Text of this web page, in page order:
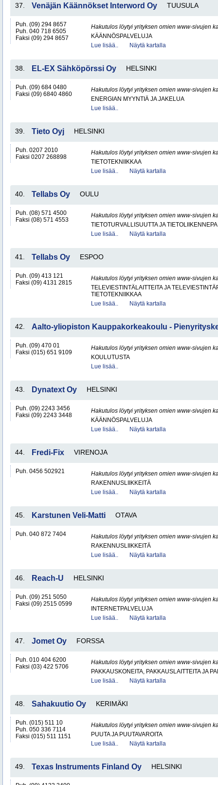
37. Venäjän Käännökset Interword Oy TUUSULA
Puh. (09) 294 8657
Puh. 040 718 6505
Faksi (09) 294 8657
Hakutulos löytyi yrityksen omien www-sivujen
KÄÄNNÖSPALVELUJA
Lue lisää..
Näytä kartalla
38. EL-EX Sähköpörssi Oy HELSINKI
Puh. (09) 684 0480
Faksi (09) 6840 4860
Hakutulos löytyi yrityksen omien www-sivujen
ENERGIAN MYYNTIÄ JA JAKELUA
Lue lisää..
39. Tieto Oyj HELSINKI
Puh. 0207 2010
Faksi 0207 268898
Hakutulos löytyi yrityksen omien www-sivujen
TIETOTEKNIIKKAA
Lue lisää..
Näytä kartalla
40. Tellabs Oy OULU
Puh. (08) 571 4500
Faksi (08) 571 4553
Hakutulos löytyi yrityksen omien www-sivujen
TIETOTURVALLISUUTTA JA
Lue lisää..
Näytä kartalla
41. Tellabs Oy ESPOO
Puh. (09) 413 121
Faksi (09) 4131 2815
Hakutulos löytyi yrityksen omien www-sivujen
TELEVIESTINTÄLAITTEITA JA
TIETOTEKNIIKKAA
Lue lisää..
Näytä kartalla
42. Aalto-yliopiston Kauppakorkeakoulu -
Puh. (09) 470 01
Faksi (015) 651 9109
Hakutulos löytyi yrityksen omien www-sivujen
KOULUTUSTA
Lue lisää..
43. Dynatext Oy HELSINKI
Puh. (09) 2243 3456
Faksi (09) 2243 3448
Hakutulos löytyi yrityksen omien www-sivujen
KÄÄNNÖSPALVELUJA
Lue lisää..
Näytä kartalla
44. Fredi-Fix VIRENOJA
Puh. 0456 502921
Hakutulos löytyi yrityksen omien www-sivujen
RAKENNUSLIIKKEITÄ
Lue lisää..
Näytä kartalla
45. Karstunen Veli-Matti OTAVA
Puh. 040 872 7404
Hakutulos löytyi yrityksen omien www-sivujen
RAKENNUSLIIKKEITÄ
Lue lisää..
Näytä kartalla
46. Reach-U HELSINKI
Puh. (09) 251 5050
Faksi (09) 2515 0599
Hakutulos löytyi yrityksen omien www-sivujen
INTERNETPALVELUJA
Lue lisää..
Näytä kartalla
47. Jomet Oy FORSSA
Puh. 010 404 6200
Faksi (03) 422 5706
Hakutulos löytyi yrityksen omien www-sivujen
PAKKAUSKONEITA, PAKKAUSLAITTEITA JA
Lue lisää..
Näytä kartalla
48. Sahakuutio Oy KERIMÄKI
Puh. (015) 511 10
Puh. 050 336 7114
Faksi (015) 511 1151
Hakutulos löytyi yrityksen omien www-sivujen
PUUTA JA PUUTAVAROITA
Lue lisää..
Näytä kartalla
49. Texas Instruments Finland Oy HELSINKI